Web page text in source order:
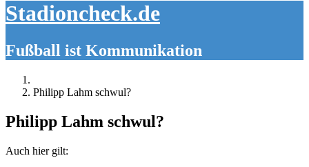
Stadioncheck.de
Fußball ist Kommunikation
Philipp Lahm schwul?
Philipp Lahm schwul?
Auch hier gilt: